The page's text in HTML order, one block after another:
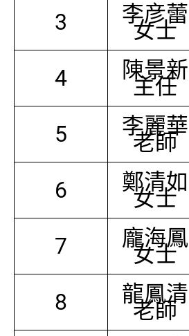
3 李彦蕾
女士
4 陳景新
主任
5 李麗華
老師
6 鄭清如
女士
7 龐海鳳
女士
8 龍鳳清
老師